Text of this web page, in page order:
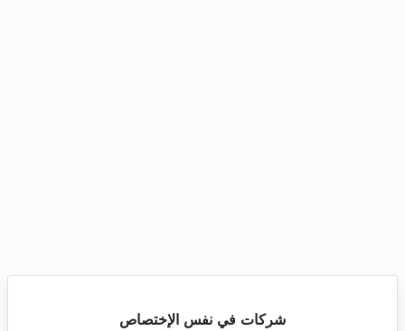
شركات في نفس الإختصاص